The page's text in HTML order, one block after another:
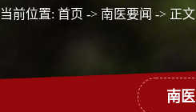
当前位置: 首页 -> 南医要闻 -> 正文
南